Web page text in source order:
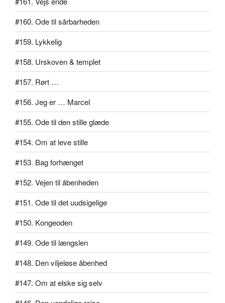
#160. Ode til sårbarheden
#159. Lykkelig
#158. Urskoven & templet
#157. Rørt …
#156. Jeg er … Marcel
#155. Ode til den stille glæde
#154. Om at leve stille
#153. Bag forhænget
#152. Vejen til åbenheden
#151. Ode til det uudsigelige
#150. Kongeoden
#149. Ode til længslen
#148. Den viljeløse åbenhed
#147. Om at elske sig selv